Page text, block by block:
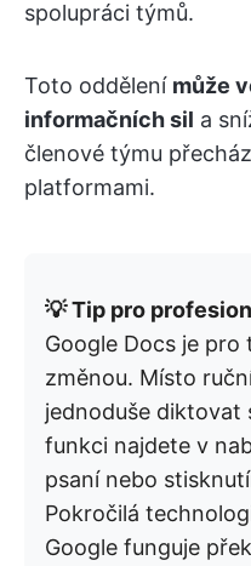
spolupráci týmů.
Toto oddělení může
informačních sil a
členové týmu
platformami.
💡 Tip pro
Google Docs je
změnou. Místo
jednoduše diktovat
funkci najdete v
psaní nebo
Pokročilá
Google funguje